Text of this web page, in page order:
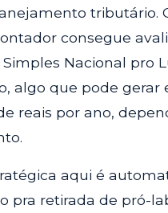
tributário.
consegue
Nacional pro
algo que pode gerar
reais por ano,
aqui é
pra retirada de pró-